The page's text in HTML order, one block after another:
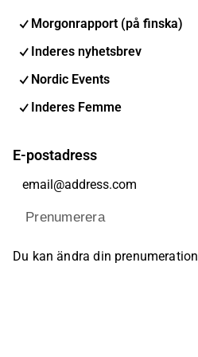
Morgonrapport (på finska)
Inderes nyhetsbrev
Nordic Events
Inderes Femme
E-postadress
Prenumerera
Du kan ändra din